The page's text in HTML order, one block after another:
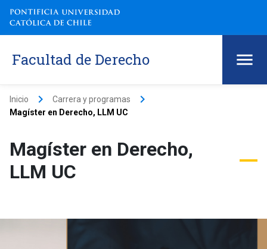
Facultad de Derecho
Inicio keyboard_arrow_right Carrera y programas keyboard_arrow_right
Magíster en Derecho, LLM UC
Magíster en Derecho,
LLM UC